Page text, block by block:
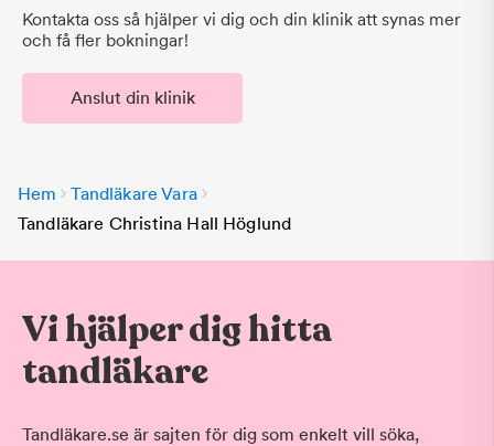
Kontakta oss så hjälper vi dig och din klinik att synas mer
och få fler bokningar!
Anslut din klinik
Hem
Tandläkare Vara
Tandläkare Christina Hall Höglund
Vi hjälper dig hitta
tandläkare
Tandläkare.se är sajten för dig som enkelt vill söka,